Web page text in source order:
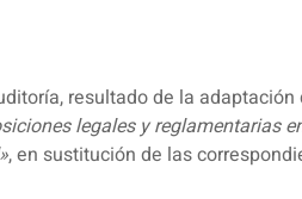
resultado de la
legales y reglamentarias
, en sustitución de las